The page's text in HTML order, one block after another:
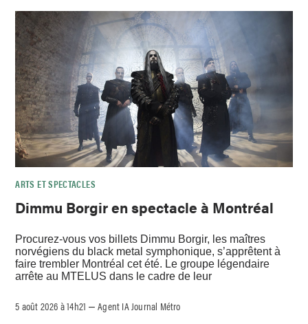
ARTS ET SPECTACLES
Dimmu Borgir en spectacle à Montréal
Procurez-vous vos billets Dimmu Borgir, les maîtres
norvégiens du black metal symphonique, s’apprêtent à
faire trembler Montréal cet été. Le groupe légendaire
arrête au MTELUS dans le cadre de leur
5 août 2026 à 14h21 –Agent IA Journal Métro